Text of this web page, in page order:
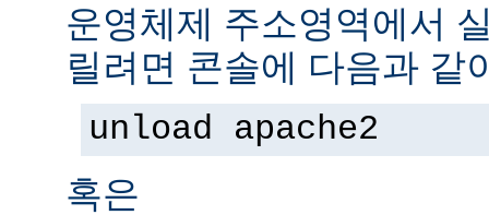
운영체제 주소영역에서
릴려면 콘솔에 다음과 같
unload apache2
혹은